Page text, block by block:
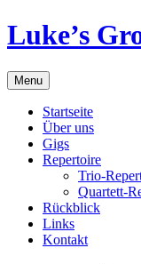
Skip
to
Luke’s
Menu
Startseite
Über uns
Gigs
Repertoire
Trio-
Quartett-
Rückblick
Links
Kontakt